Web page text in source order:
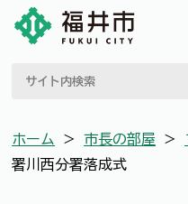
ホーム ＞ 市長の部屋 ＞
署川西分署落成式